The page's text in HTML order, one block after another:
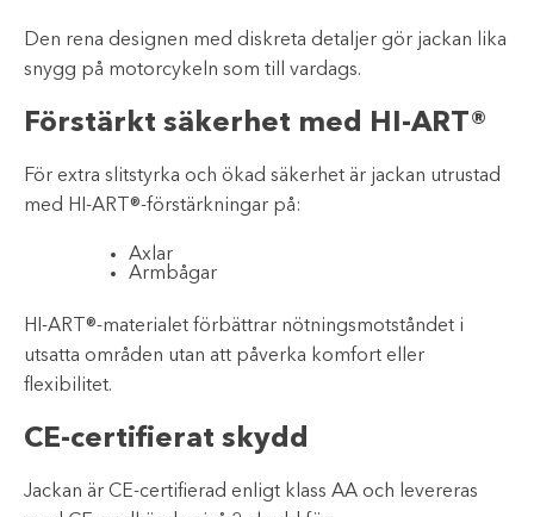
Den rena designen med diskreta detaljer gör jackan lika
snygg på motorcykeln som till vardags.
Förstärkt säkerhet med HI-ART®
För extra slitstyrka och ökad säkerhet är jackan utrustad
med HI-ART®-förstärkningar på:
Axlar
Armbågar
HI-ART®-materialet förbättrar nötningsmotståndet i
utsatta områden utan att påverka komfort eller
flexibilitet.
CE-certifierat skydd
Jackan är CE-certifierad enligt klass AA och levereras